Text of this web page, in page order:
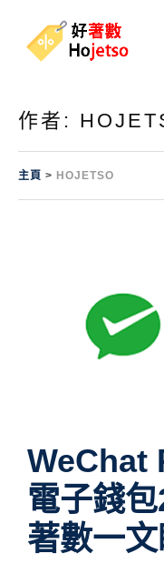
作者:
主頁 > HOJETSO
WeChat
電子錢
著數一